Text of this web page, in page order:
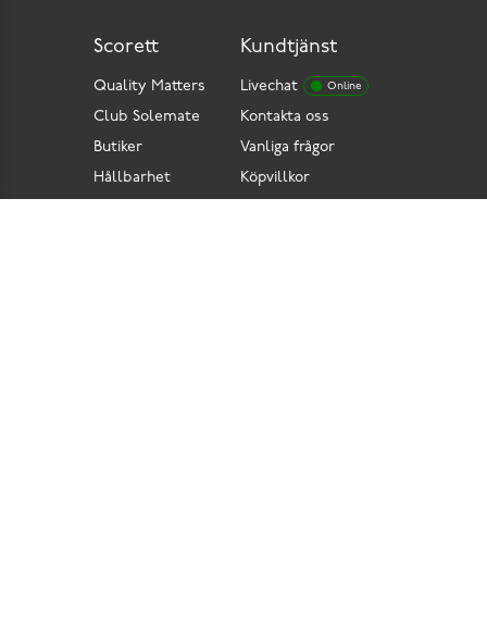
Kundtjänst
Livechat Online
Kontakta oss
Vanliga frågor
Köpvillkor
Scorett
Quality Matters
Club Solemate
Butiker
Hållbarhet